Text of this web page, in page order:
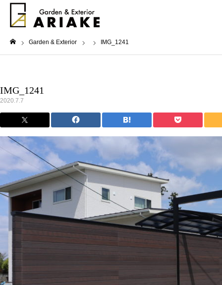
Garden & Exterior IMG_1241
IMG_1241
2020.7.7